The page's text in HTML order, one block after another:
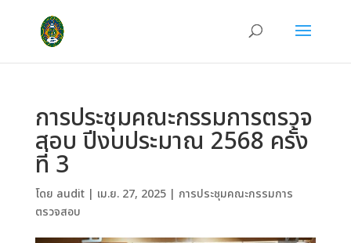
การประชุมคณะกรรมการตรวจ
สอบ ปีงบประมาณ 2568 ครั้ง
ที่ 3
โดย audit| เม.ย. 27, 2025| การประชุมคณะกรรมการ
ตรวจสอบ